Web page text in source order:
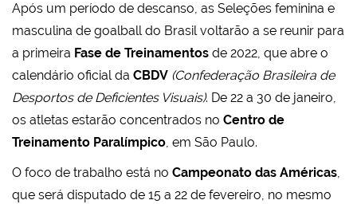
Após um período de descanso, as Seleções feminina e
masculina de goalball do Brasil voltarão a se reunir para
a primeira Fase de Treinamentos de 2022, que abre o
calendário oficial da CBDV (Confederação Brasileira de
Desportos de Deficientes Visuais). De 22 a 30 de janeiro,
os atletas estarão concentrados no Centro de
Treinamento Paralímpico, em São Paulo.
O foco de trabalho está no Campeonato das Américas,
que será disputado de 15 a 22 de fevereiro, no mesmo